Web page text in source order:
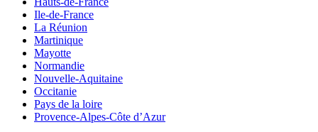
Ile-de-France
La Réunion
Martinique
Mayotte
Normandie
Nouvelle-Aquitaine
Occitanie
Pays de la loire
Provence-Alpes-Côte d’Azur